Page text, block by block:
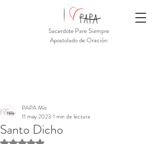
Sacerdote Pare Siempre
Apostolado de Oración
Santo Dicho
PAPA Mio
11 may 2023 1 min de lectura